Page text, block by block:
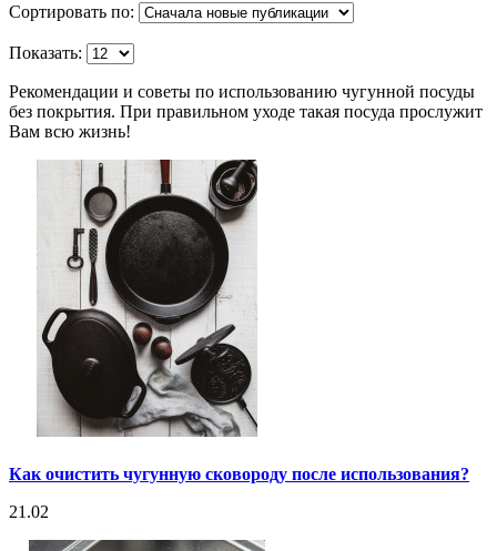
Сортировать по:
Показать:
Рекомендации и советы по использованию чугунной посуды
без покрытия. При правильном уходе такая посуда прослужит
Вам всю жизнь!
Как очистить чугунную сковороду после использования?
21.02